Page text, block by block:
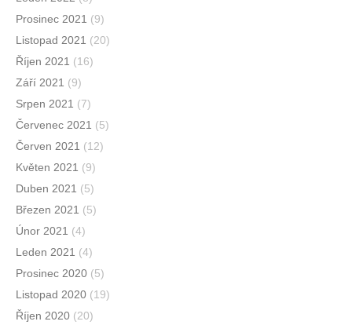
Prosinec 2021 (9)
Listopad 2021 (20)
Říjen 2021 (16)
Září 2021 (9)
Srpen 2021 (7)
Červenec 2021 (5)
Červen 2021 (12)
Květen 2021 (9)
Duben 2021 (5)
Březen 2021 (5)
Únor 2021 (4)
Leden 2021 (4)
Prosinec 2020 (5)
Listopad 2020 (19)
Říjen 2020 (20)